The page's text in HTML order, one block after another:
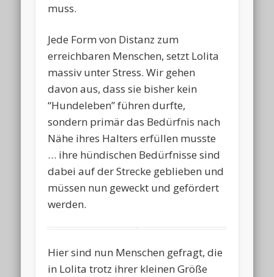
muss.
Jede Form von Distanz zum
erreichbaren Menschen, setzt Lolita
massiv unter Stress. Wir gehen
davon aus, dass sie bisher kein
“Hundeleben” führen durfte,
sondern primär das Bedürfnis nach
Nähe ihres Halters erfüllen musste
… ihre hündischen Bedürfnisse sind
dabei auf der Strecke geblieben und
müssen nun geweckt und gefördert
werden.
Hier sind nun Menschen gefragt, die
in Lolita trotz ihrer kleinen Größe